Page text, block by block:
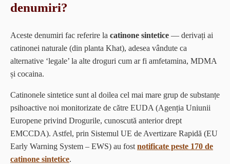
denumiri?
Aceste denumiri fac referire la catinone sintetice — derivați ai
catinonei naturale (din planta Khat), adesea vândute ca
alternative ‘legale’ la alte droguri cum ar fi amfetamina, MDMA
și cocaina.
Catinonele sintetice sunt al doilea cel mai mare grup de substanțe
psihoactive noi monitorizate de către EUDA (Agenția Uniunii
Europene privind Drogurile, cunoscută anterior drept
EMCCDA). Astfel, prin Sistemul UE de Avertizare Rapidă (EU
Early Warning System – EWS) au fost notificate peste 170 de
catinone sintetice.